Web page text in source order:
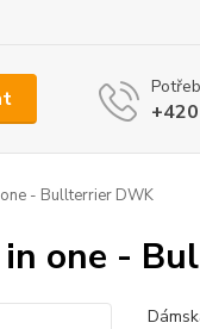
- Bullterrier DWK
one -